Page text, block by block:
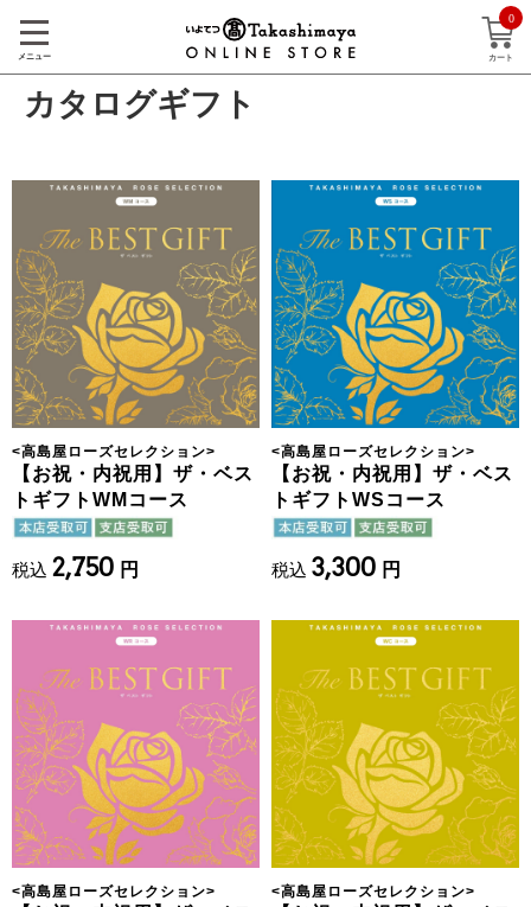
メニュー
0
カート
カタログギフト
<高島屋ローズセレクション>
【お祝・内祝用】ザ・ベス
トギフトWMコース
税込 2,750 円
<高島屋ローズセレクション>
【お祝・内祝用】ザ・ベス
トギフトWSコース
税込 3,300 円
<高島屋ローズセレクション> <高島屋ローズセレクション>